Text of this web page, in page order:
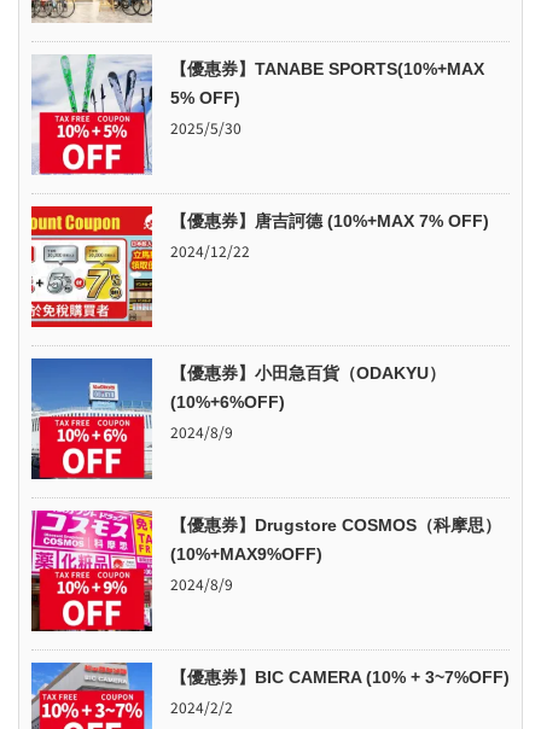
【優惠券】TANABE SPORTS(10%+MAX
5% OFF)
2025/5/30
【優惠券】唐吉訶德 (10%+MAX 7% OFF)
2024/12/22
【優惠券】小田急百貨（ODAKYU）
(10%+6%OFF)
2024/8/9
【優惠券】Drugstore COSMOS（科摩思）
(10%+MAX9%OFF)
2024/8/9
【優惠券】BIC CAMERA (10% + 3~7%OFF)
2024/2/2